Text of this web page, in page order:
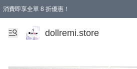
消費即享全單 8 折優惠！
購物滿 HKD 1500.00即享免運費優惠！（適用於
dollremi.store